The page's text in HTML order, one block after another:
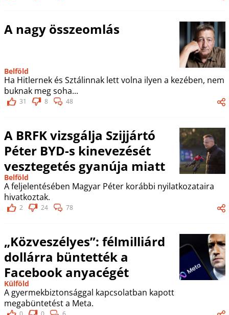
A nagy összeomlás
Belföld
Ha Hitlernek és Sztálinnak lett volna ilyen a kezében, nem
buknak meg soha...
31 8 48
A BRFK vizsgálja Szijjártó
Péter BYD-s kinevezését
vesztegetés gyanúja miatt
Belföld
A feljelentésében Magyar Péter korábbi nyilatkozataira
hivatkoztak.
2 24 78
„Közveszélyes”: félmilliárd
dollárra büntették a
Facebook anyacégét
Külföld
A gyermekbiztonsággal kapcsolatban kapott
megabüntetést a Meta.